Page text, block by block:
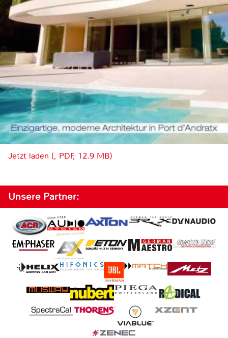
Jetzt laden (, PDF, 12.9 MB)
Unsere Partner: